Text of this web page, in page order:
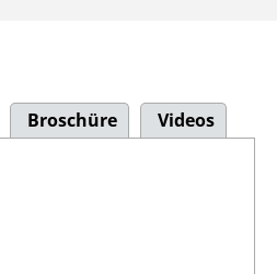
Broschüre
Videos